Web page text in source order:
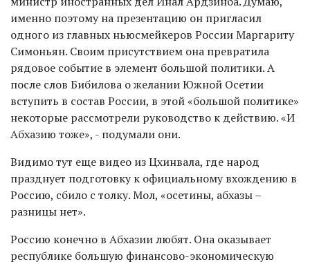
именно поэтому на презентацию он пригласил
одного из главных ньюсмейкеров России Маргариту
Симоньян. Своим присутствием она превратила
рядовое событие в элемент большой политики. А
после слов Бибилова о желании Южной Осетии
вступить в состав России, в этой «большой политике»
некоторые рассмотрели руководство к действию. «И
Абхазию тоже», - подумали они.
Видимо тут еще видео из Цхинвала, где народ
празднует подготовку к официальному вхождению в
Россию, сбило с толку. Мол, «осетины, абхазы –
разницы нет».
Россию конечно в Абхазии любят. Она оказывает
республике большую финансово-экономическую